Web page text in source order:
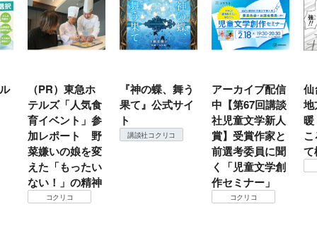
（PR）東急ホ
テルズ「人気食
育イベント」参
加レポート 野
菜嫌いの娘を変
えた「もったい
ない！」の精神
コクリコ
『神の蝶、舞う
果て』公式サイ
ト
講談社コクリコ
アーカイブ配信
中【第67回講談
社児童文学新人
賞】受賞作家と
前選考委員に聞
く「児童文学創
作セミナー」
コクリコ
仙
地
て